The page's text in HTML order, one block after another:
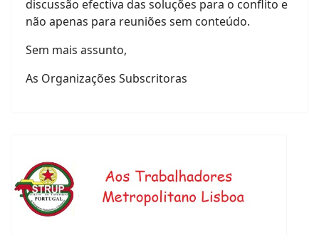
discussão efectiva das soluções para o conflito e
não apenas para reuniões sem conteúdo.
Sem mais assunto,
As Organizações Subscritoras